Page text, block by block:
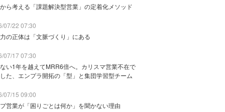
ら考える「課題解決型営業」の定着化メソッド
07/22 07:30
の正体は「文脈づくり」にある
07/17 07:30
い1年を越えてMRR6倍へ。カリスマ営業不在で
た、エンプラ開拓の「型」と集団学習型チーム
07/15 09:00
営業が「困りごとは何か」を聞かない理由